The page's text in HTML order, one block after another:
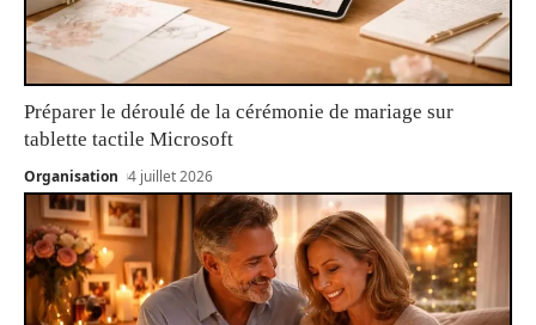
Préparer le déroulé de la cérémonie de mariage sur
tablette tactile Microsoft
Organisation 4 juillet 2026